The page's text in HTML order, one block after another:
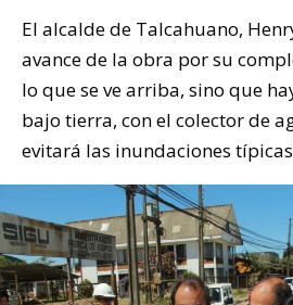
El alcalde de Talcahuano,
avance de la obra por su
lo que se ve arriba, sino que
bajo tierra, con el colector de
evitará las inundaciones